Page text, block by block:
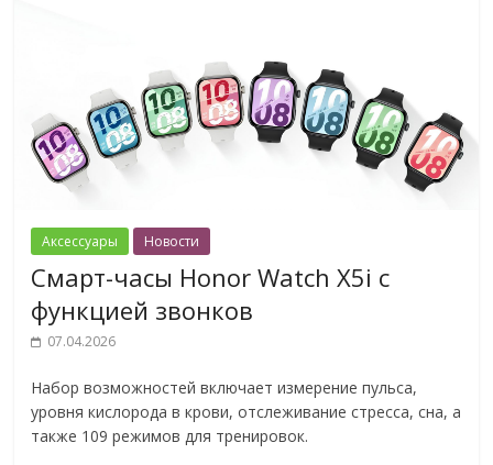
Аксессуары Новости
Смарт-часы Honor Watch X5i с
функцией звонков
07.04.2026
Набор возможностей включает измерение пульса,
уровня кислорода в крови, отслеживание стресса, сна, а
также 109 режимов для тренировок.